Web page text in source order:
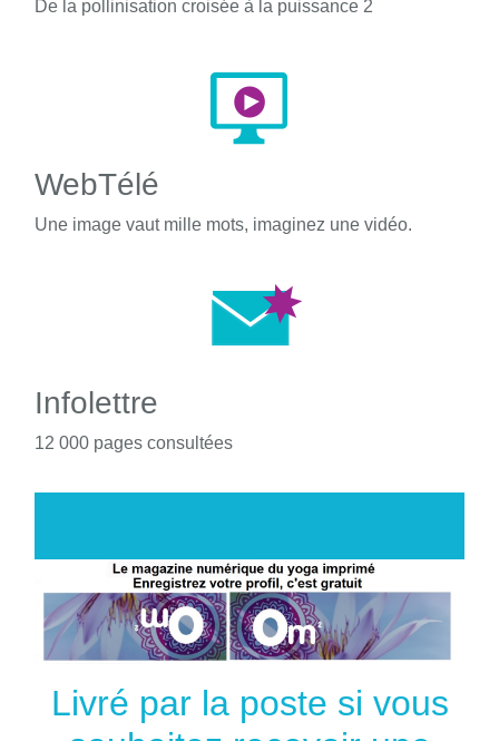
De la pollinisation croisée à la puissance 2
WebTélé
Une image vaut mille mots, imaginez une vidéo.
Infolettre
12 000 pages consultées
Livré par la poste si vous